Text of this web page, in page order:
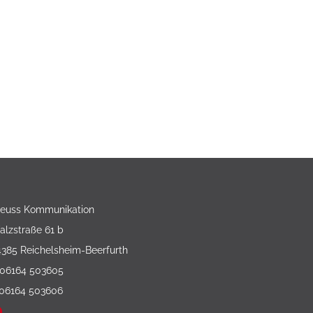
Kommunikation
61 b
Reichelsheim-Beerfurth
503605
503606